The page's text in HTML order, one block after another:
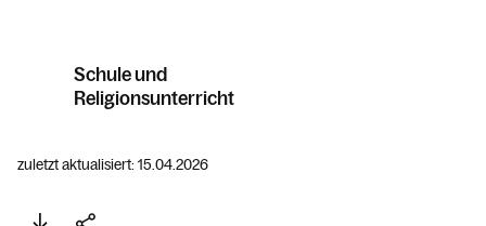
Schule und
Religionsunterricht
zuletzt aktualisiert: 15.04.2026